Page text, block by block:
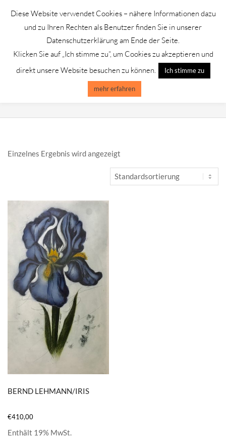
content GALERIE CHROMIK
Primary
Navigation
BERND LEHMANN
Einzelnes Ergebnis wird angezeigt
BERND LEHMANN/IRIS
€410,00
Enthält 19% MwSt.
Diese Website verwendet Cookies – nähere Informationen dazu
und zu Ihren Rechten als Benutzer finden Sie in unserer
Datenschutzerklärung am Ende der Seite.
Klicken Sie auf „Ich stimme zu“, um Cookies zu akzeptieren und
direkt unsere Website besuchen zu können.
Ich stimme zu
mehr erfahren